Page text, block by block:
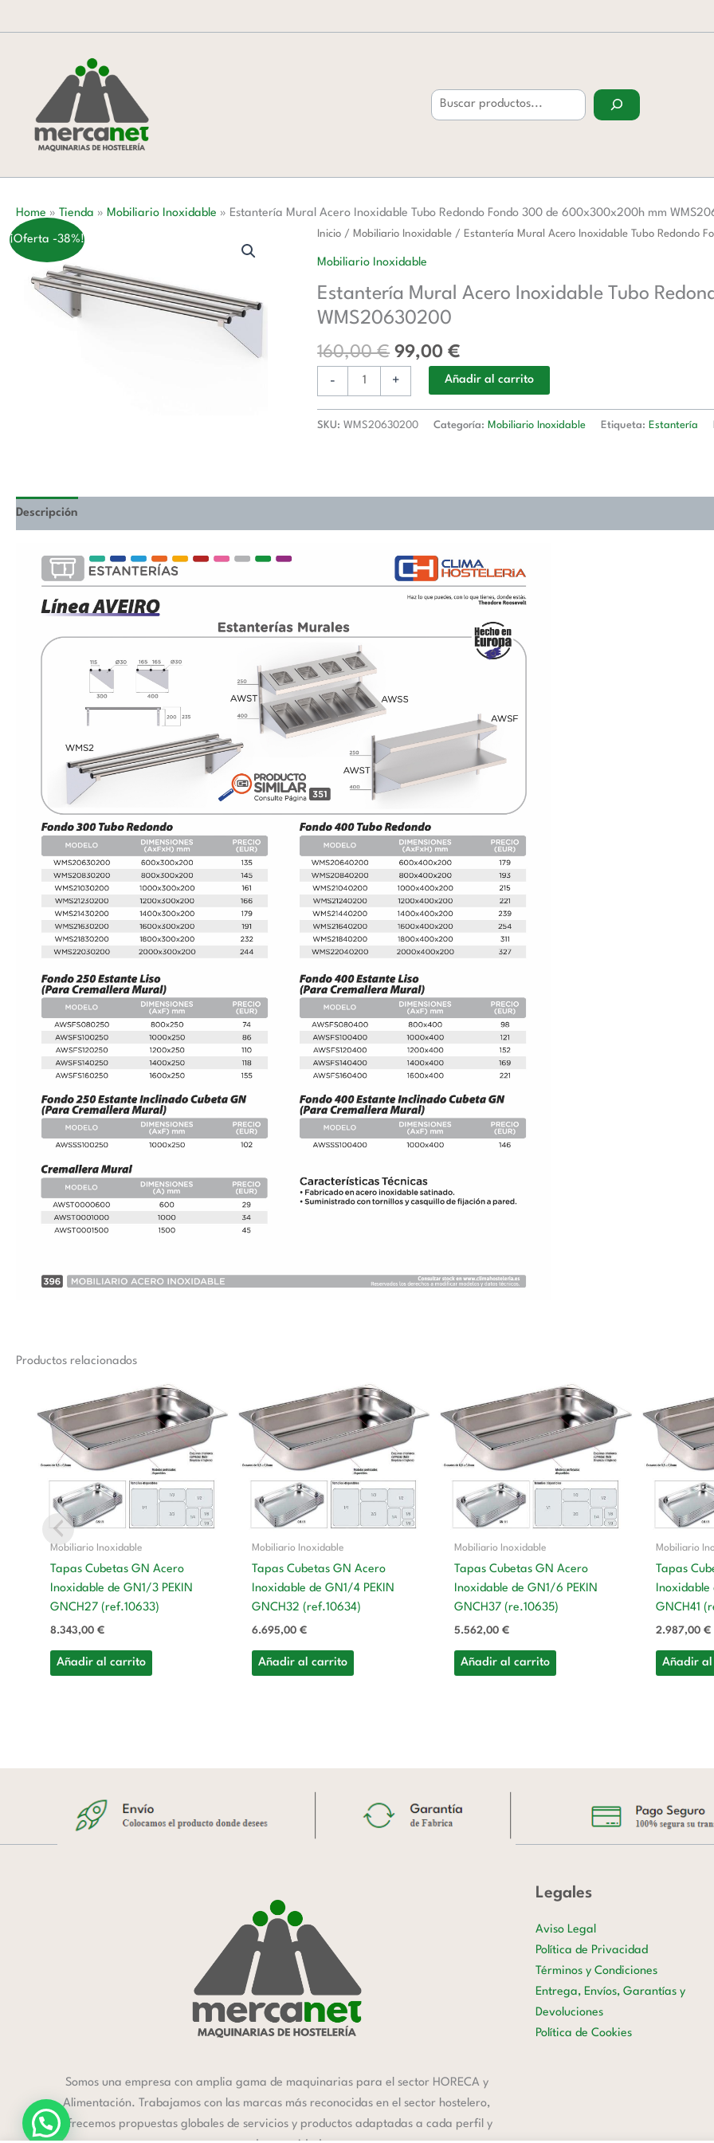
al
Home » Tienda » Mobiliario Inoxidable » Estantería Mural Acero Inoxidable Tubo Redondo Fondo 300 de 600x300x200h mm
¡Oferta -38%! Inicio / Mobiliario Inoxidable / Estantería Mural Acero Inoxidable Tubo Redondo
Mobiliario Inoxidable
Estantería Mural Acero Inoxidable Tubo
WMS20630200
160,00€
El
precio
era:
160,00 €.
99,00€
El
es:
-
Estantería
Inoxidable
Tubo
Fondo
300
de
600x300x200h
+ Añadir al carrito
SKU:WMS20630200 Categoría: Mobiliario Inoxidable Etiqueta: Estantería
Descripción
Productos relacionados
Mobiliario Inoxidable
Tapas Cubetas GN Acero
Inoxidable de GN1/3 PEKIN
GNCH27 (ref.10633)
8.343,00€
Añadir al carrito
Mobiliario Inoxidable
Tapas Cubetas GN Acero
Inoxidable de GN1/4 PEKIN
GNCH32 (ref.10634)
6.695,00€
Añadir al carrito
Mobiliario Inoxidable
Tapas Cubetas GN Acero
Inoxidable de GN1/6 PEKIN
GNCH37 (re.10635)
5.562,00 €
Añadir al carrito
Mobiliario
Tapas
Inoxidable
GNCH41
2.987,00 €
Añadir
Somos una empresa con amplia gama de maquinarias para el sector HORECA y
Alimentación. Trabajamos con las marcas más reconocidas en el sector hostelero,
ofrecemos propuestas globales de servicios y productos adaptadas a cada perfil y
Legales
Aviso Legal
Política de Privacidad
Términos y Condiciones
Entrega, Envíos, Garantías y
Devoluciones
Política de Cookies